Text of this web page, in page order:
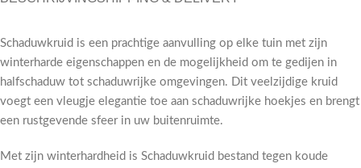
Schaduwkruid is een prachtige aanvulling op elke tuin met zijn
winterharde eigenschappen en de mogelijkheid om te gedijen in
halfschaduw tot schaduwrijke omgevingen. Dit veelzijdige kruid
voegt een vleugje elegantie toe aan schaduwrijke hoekjes en brengt
een rustgevende sfeer in uw buitenruimte.
Met zijn winterhardheid is Schaduwkruid bestand tegen koude